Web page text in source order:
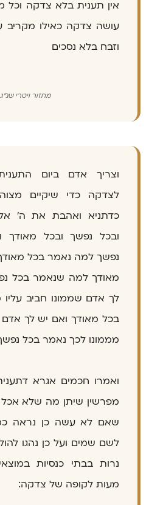
אין תענית בלא צדקה וכל
עושה צדקה כאילו מקריב
וזבח בלא נסכים
מחזור ויטרי שנ"ג
וצריך אדם ביום
לצדקה כדי שיקיים מצוה
כדתניא ואהבת את ה'
ובכל נפשך ובכל
נפשך למה נאמר בכל
מאודך למה שנאמר בכל
לך אדם שממונו חביב עליו
בכל מאודך ואם יש לך אדם
מממונו לכך נאמר בכל
ואמרו חכמים אגרא
מפרשין שיתן מה שלא אכל
שאם לא עשה כן נראה
לשם שמים ועל כן נהגו
נרות בבתי כנסיות
מעות לקופה של צדקה: